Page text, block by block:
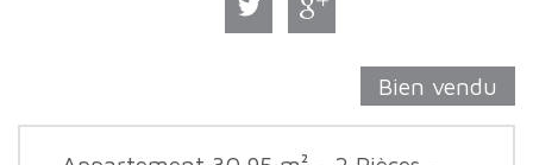
Bien vendu